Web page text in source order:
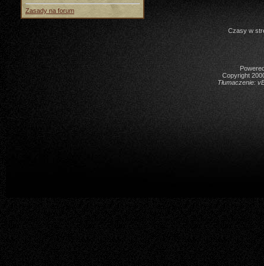
Zasady na forum
Czasy w
Copyright
Tłumaczenie: